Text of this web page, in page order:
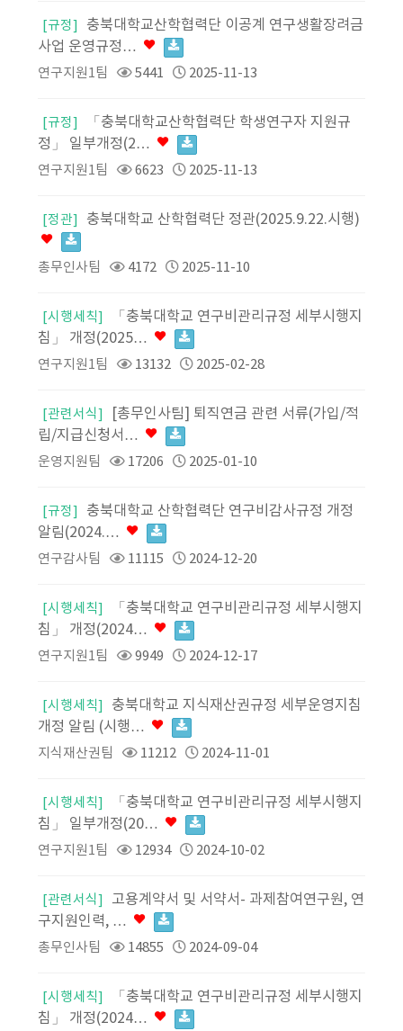
[규정]
충북대학교산학협력단 이공계 연구생활장려금
사업 운영규정…
연구지원1팀 5441 2025-11-13
[규정]
「충북대학교산학협력단 학생연구자 지원규
정」 일부개정(2…
연구지원1팀 6623 2025-11-13
[정관] 충북대학교 산학협력단 정관(2025.9.22.시행)
총무인사팀 4172 2025-11-10
[시행세칙]
「충북대학교 연구비관리규정 세부시행지
침」 개정(2025…
연구지원1팀 13132 2025-02-28
[관련서식]
[총무인사팀] 퇴직연금 관련 서류(가입/적
립/지급신청서…
운영지원팀 17206 2025-01-10
[규정]
충북대학교 산학협력단 연구비감사규정 개정
알림(2024.…
연구감사팀 11115 2024-12-20
[시행세칙]
「충북대학교 연구비관리규정 세부시행지
침」 개정(2024…
연구지원1팀 9949 2024-12-17
[시행세칙]
충북대학교 지식재산권규정 세부운영지침
개정 알림 (시행…
지식재산권팀 11212 2024-11-01
[시행세칙]
「충북대학교 연구비관리규정 세부시행지
침」 일부개정(20…
연구지원1팀 12934 2024-10-02
[관련서식]
고용계약서 및 서약서- 과제참여연구원, 연
구지원인력, …
총무인사팀 14855 2024-09-04
[시행세칙]
「충북대학교 연구비관리규정 세부시행지
침」 개정(2024…